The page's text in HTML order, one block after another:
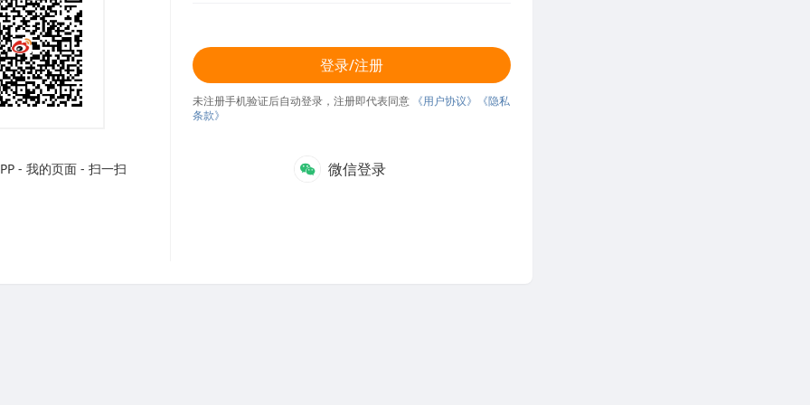
- 我的页面 - 扫一扫
登录/注册
未注册手机验证后自动登录，注册即代表同意 《用户协议》
《隐私
条款》
微信登录